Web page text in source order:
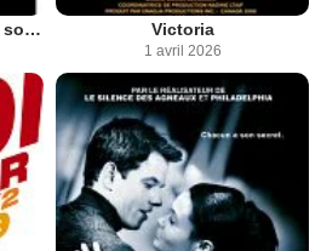
Philippe R. Doumic, sous son regard l’étincelle Victoria
1 avril 2026